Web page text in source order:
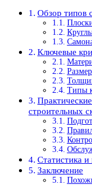
Обзор типов
Ключевые
Типы
строительных
Статистика
Заключение